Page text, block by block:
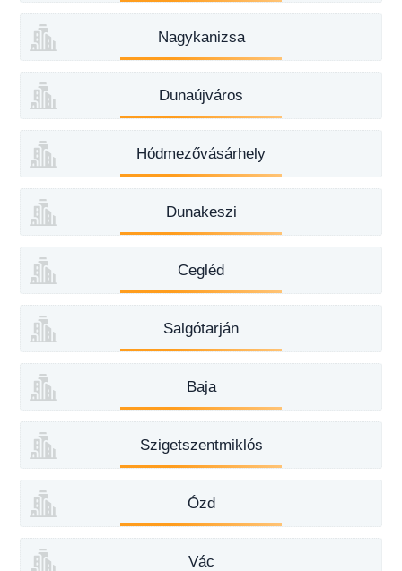
Nagykanizsa
Dunaújváros
Hódmezővásárhely
Dunakeszi
Cegléd
Salgótarján
Baja
Szigetszentmiklós
Ózd
Vác